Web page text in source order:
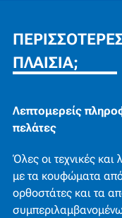
ΠΛΑΊΣΙΑ;
Λεπτομερείς
πελάτες
Όλες οι τεχνικές και
με τα κουφώματα
ορθοστάτες και τα